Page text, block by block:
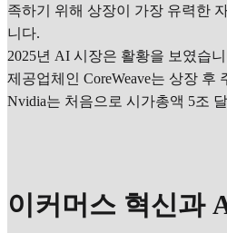
족하기 위해 상장이 가장 유력한
니다.
2025년 AI 시장은 활황을 보였습
제공업체인 CoreWeave는 상장 후
Nvidia는 처음으로 시가총액 5조
이커머스 혁신과